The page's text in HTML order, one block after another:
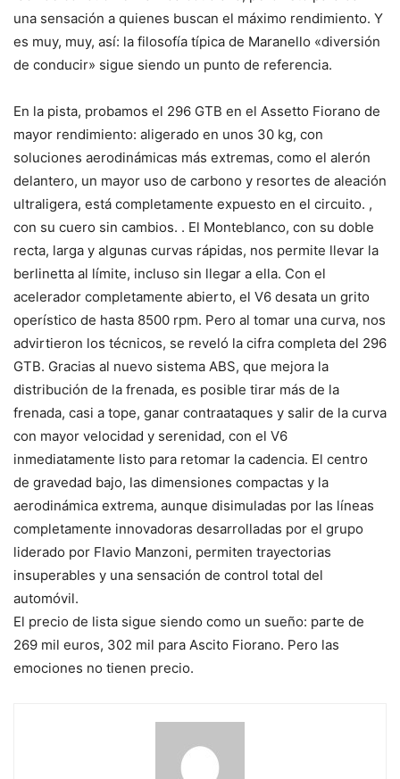
una sensación a quienes buscan el máximo rendimiento. Y
es muy, muy, así: la filosofía típica de Maranello «diversión
de conducir» sigue siendo un punto de referencia.
En la pista, probamos el 296 GTB en el Assetto Fiorano de
mayor rendimiento: aligerado en unos 30 kg, con
soluciones aerodinámicas más extremas, como el alerón
delantero, un mayor uso de carbono y resortes de aleación
ultraligera, está completamente expuesto en el circuito. ,
con su cuero sin cambios. . El Monteblanco, con su doble
recta, larga y algunas curvas rápidas, nos permite llevar la
berlinetta al límite, incluso sin llegar a ella. Con el
acelerador completamente abierto, el V6 desata un grito
operístico de hasta 8500 rpm. Pero al tomar una curva, nos
advirtieron los técnicos, se reveló la cifra completa del 296
GTB. Gracias al nuevo sistema ABS, que mejora la
distribución de la frenada, es posible tirar más de la
frenada, casi a tope, ganar contraataques y salir de la curva
con mayor velocidad y serenidad, con el V6
inmediatamente listo para retomar la cadencia. El centro
de gravedad bajo, las dimensiones compactas y la
aerodinámica extrema, aunque disimuladas por las líneas
completamente innovadoras desarrolladas por el grupo
liderado por Flavio Manzoni, permiten trayectorias
insuperables y una sensación de control total del
automóvil.
El precio de lista sigue siendo como un sueño: parte de
269 mil euros, 302 mil para Ascito Fiorano. Pero las
emociones no tienen precio.